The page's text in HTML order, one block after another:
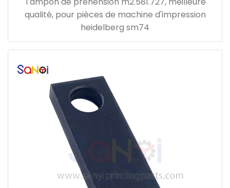
qualité, pour pièces de machine d'impression
heidelberg sm74